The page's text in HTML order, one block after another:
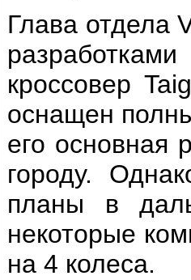
Глава отдела
кроссовер
оснащен
его
городу.
планы в
некоторые
на 4 колеса.